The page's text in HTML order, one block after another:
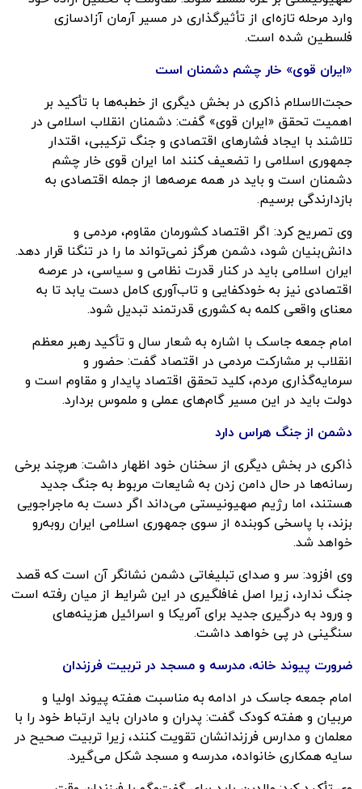
وارد مرحله تازه‌ای از تأثیرگذاری در مسیر آرمان آزادسازی
فلسطین شده است.
«ایران قوی» خار چشم دشمنان است
حجت‌الاسلام ذاکری در بخش دیگری از خطبه‌ها با تأکید بر
اهمیت تحقق «ایران قوی» گفت: دشمنان انقلاب اسلامی در
تلاشند با ایجاد فشارهای اقتصادی و جنگ ترکیبی، اقتدار
جمهوری اسلامی را تضعیف کنند اما ایران قوی خار چشم
دشمنان است و باید در همه عرصه‌ها از جمله اقتصادی به
بازدارندگی برسیم.
وی تصریح کرد: اگر اقتصاد کشورمان مقاوم، مردمی و
دانش‌بنیان شود، دشمن هرگز نمی‌تواند ما را در تنگنا قرار دهد.
ایران اسلامی باید در کنار قدرت نظامی و سیاسی، در عرصه
اقتصادی نیز به خودکفایی و تاب‌آوری کامل دست یابد تا به
معنای واقعی کلمه به کشوری قدرتمند تبدیل شود.
امام جمعه جاسک با اشاره به شعار سال و تأکید رهبر معظم
انقلاب بر مشارکت مردمی در اقتصاد گفت: حضور و
سرمایه‌گذاری مردم، کلید تحقق اقتصاد پایدار و مقاوم است و
دولت باید در این مسیر گام‌های عملی و ملموس بردارد.
دشمن از جنگ هراس دارد
ذاکری در بخش دیگری از سخنان خود اظهار داشت: هرچند برخی
رسانه‌ها در حال دامن زدن به شایعات مربوط به جنگ جدید
هستند، اما رژیم صهیونیستی می‌داند اگر دست به ماجراجویی
بزند، با پاسخی کوبنده از سوی جمهوری اسلامی ایران روبه‌رو
خواهد شد.
وی افزود: سر و صدای تبلیغاتی دشمن نشانگر آن است که قصد
جنگ ندارد، زیرا اصل غافلگیری در این شرایط از میان رفته است
و ورود به درگیری جدید برای آمریکا و اسرائیل هزینه‌های
سنگینی در پی خواهد داشت.
ضرورت پیوند خانه، مدرسه و مسجد در تربیت فرزندان
امام جمعه جاسک در ادامه به مناسبت هفته پیوند اولیا و
مربیان و هفته کودک گفت: پدران و مادران باید ارتباط خود را با
معلمان و مدارس فرزندانشان تقویت کنند، زیرا تربیت صحیح در
سایه همکاری خانواده، مدرسه و مسجد شکل می‌گیرد.